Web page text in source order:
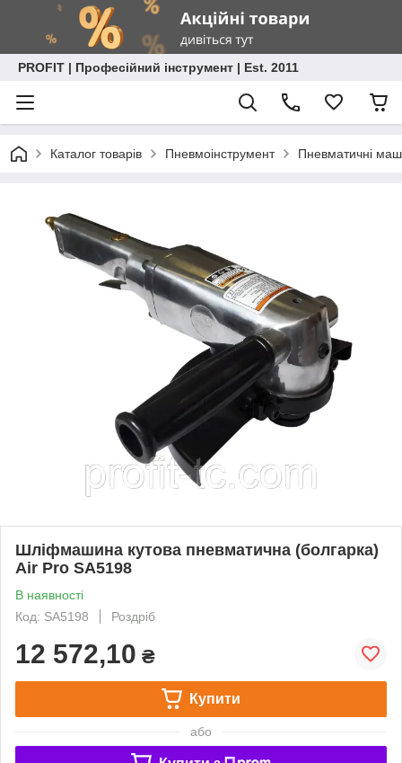
PROFIT | Професійний інструмент | Est. 2011
Каталог товарів Пневмоінструмент Пневматичні
Шліфмашина кутова пневматична (болгарка)
Air Pro SA5198
В наявності
Код: SA5198
Роздріб
12 572,10 ₴
Купити
або